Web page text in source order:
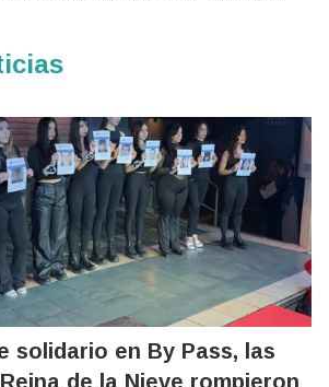
solidario en By Pass, las
de la Nieve rompieron